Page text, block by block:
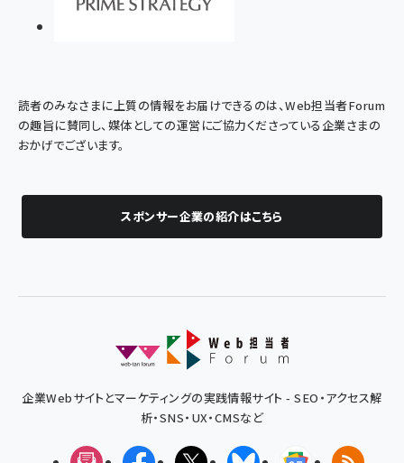
読者のみなさまに上質の情報をお届けできるのは、Web担当者Forum
の趣旨に賛同し、媒体としての運営にご協力くださっている企業さまの
おかげでございます。
スポンサー企業の紹介はこちら
企業Webサイトとマーケティングの実践情報サイト - SEO・アクセス解
析・SNS・UX・CMSなど